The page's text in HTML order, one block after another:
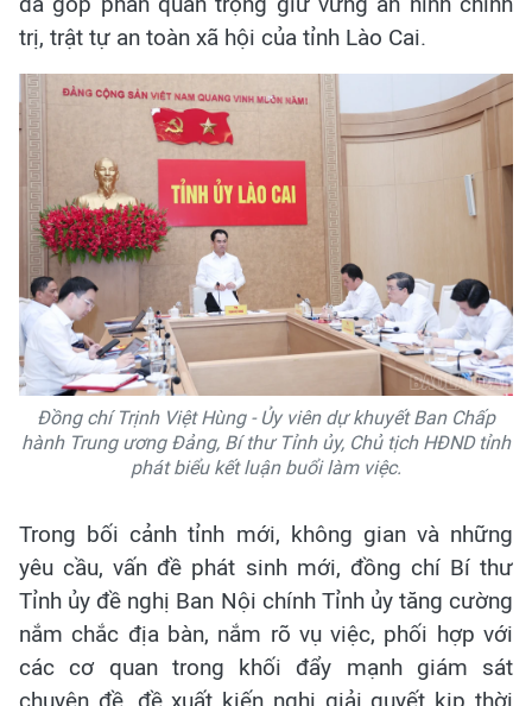
trị, trật tự an toàn xã hội của tỉnh Lào Cai.
Đồng chí Trịnh Việt Hùng - Ủy viên dự khuyết Ban Chấp
hành Trung ương Đảng, Bí thư Tỉnh ủy, Chủ tịch HĐND tỉnh
phát biểu kết luận buổi làm việc.
Trong bối cảnh tỉnh mới, không gian và những
yêu cầu, vấn đề phát sinh mới, đồng chí Bí thư
Tỉnh ủy đề nghị Ban Nội chính Tỉnh ủy tăng cường
nắm chắc địa bàn, nắm rõ vụ việc, phối hợp với
các cơ quan trong khối đẩy mạnh giám sát
chuyên đề, đề xuất kiến nghị giải quyết kịp thời